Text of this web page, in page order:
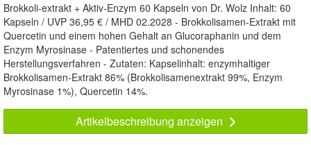
Brokkoli-extrakt + Aktiv-Enzym 60 Kapseln von Dr. Wolz Inhalt: 60
Kapseln / UVP 36,95 € / MHD 02.2028 - Brokkolisamen-Extrakt mit
Quercetin und einem hohen Gehalt an Glucoraphanin und dem
Enzym Myrosinase - Patentiertes und schonendes
Herstellungsverfahren - Zutaten: Kapselinhalt: enzymhaltiger
Brokkolisamen-Extrakt 86% (Brokkolisamenextrakt 99%, Enzym
Myrosinase 1%), Quercetin 14%.
Artikelbeschreibung anzeigen